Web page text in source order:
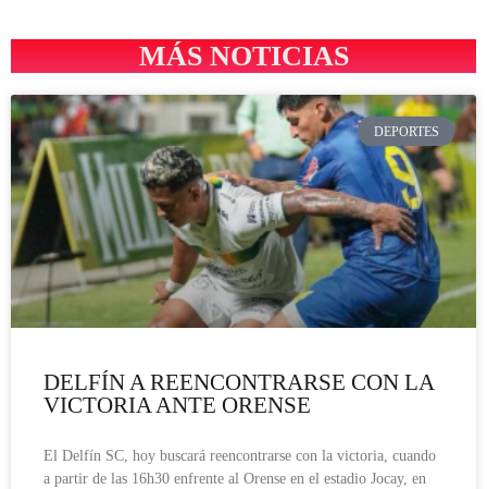
MÁS NOTICIAS
DEPORTES
DELFÍN A REENCONTRARSE CON LA
VICTORIA ANTE ORENSE
El Delfín SC, hoy buscará reencontrarse con la victoria, cuando
a partir de las 16h30 enfrente al Orense en el estadio Jocay, en